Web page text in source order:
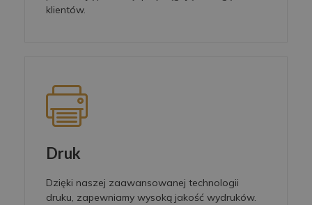
klientów.
Druk
Dzięki naszej zaawansowanej technologii
druku, zapewniamy wysoką jakość wydruków.